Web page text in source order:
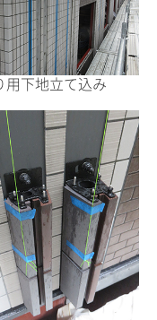
用下地立て込み